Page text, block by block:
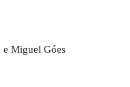
e Miguel Góes